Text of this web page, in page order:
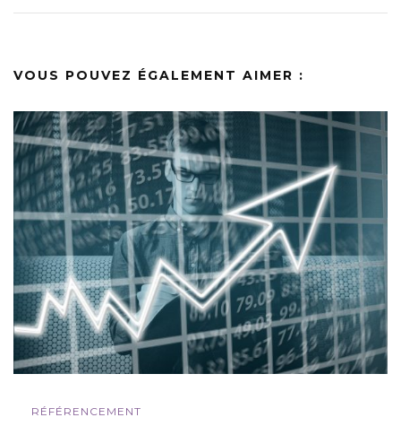
VOUS POUVEZ ÉGALEMENT AIMER :
RÉFÉRENCEMENT